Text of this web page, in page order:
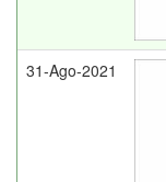
31-Ago-2021